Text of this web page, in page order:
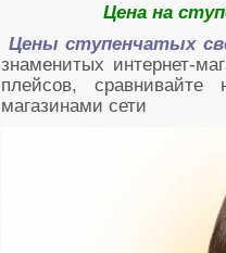
Цена на
Цены ступенчатых
знаменитых интернет-
плейсов,
магазинами сети